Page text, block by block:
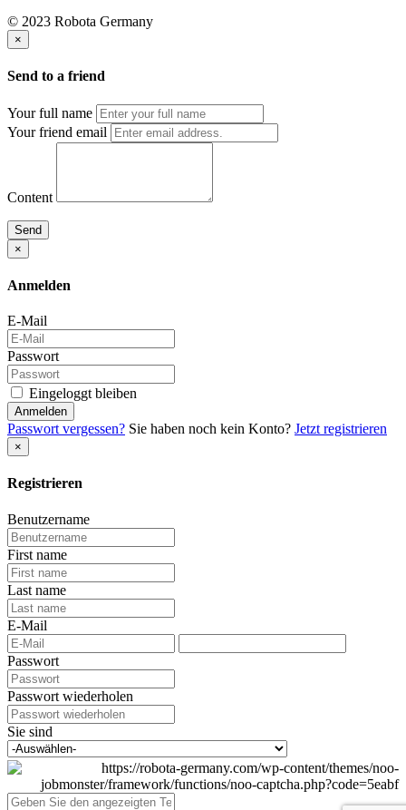
© 2023 Robota Germany
×
Send to a friend
Your full name
Your friend email
Content
Send
×
Anmelden
E-Mail
Passwort
Eingeloggt bleiben
Anmelden
Passwort vergessen? Sie haben noch kein Konto? Jetzt registrieren
×
Registrieren
Benutzername
First name
Last name
E-Mail
Passwort
Passwort wiederholen
Sie sind